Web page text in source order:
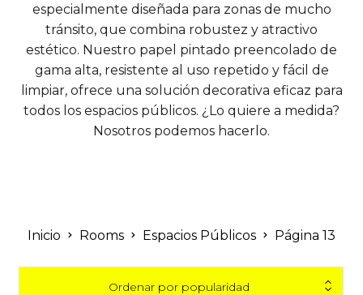
especialmente diseñada para zonas de mucho
tránsito, que combina robustez y atractivo
estético. Nuestro papel pintado preencolado de
gama alta, resistente al uso repetido y fácil de
limpiar, ofrece una solución decorativa eficaz para
todos los espacios públicos. ¿Lo quiere a medida?
Nosotros podemos hacerlo.
Inicio Rooms Espacios Públicos Página 13
Ordenar por popularidad